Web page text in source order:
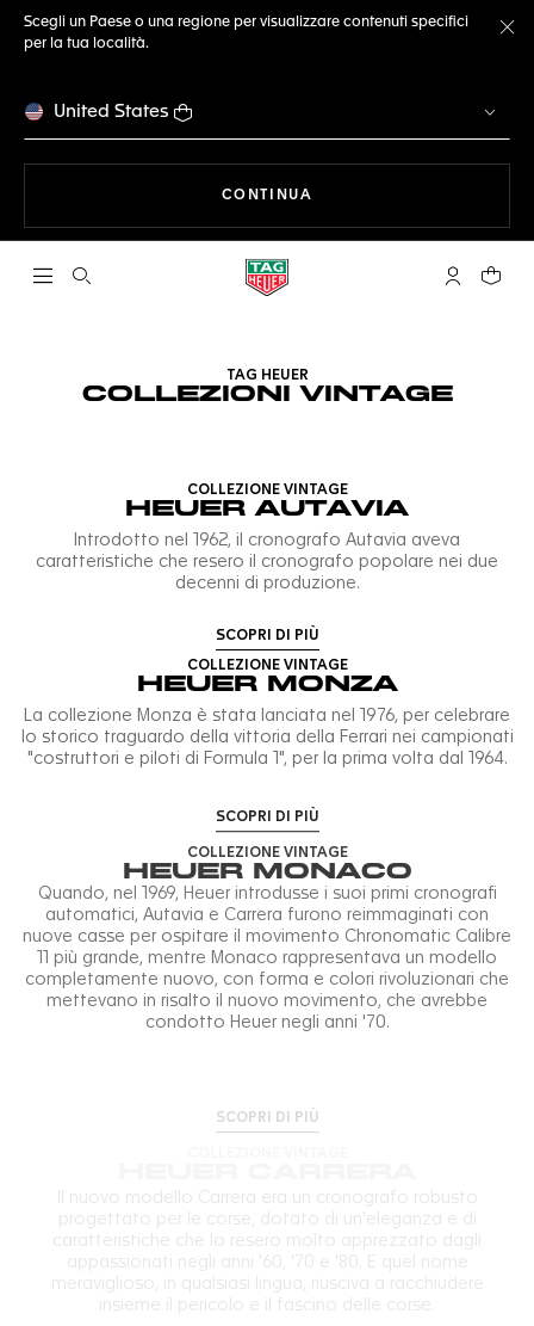
Scegli un Paese o una regione per visualizzare contenuti specifici
per la tua località.
United States
CONTINUA
Apri la ricerca L'account
Il tuo